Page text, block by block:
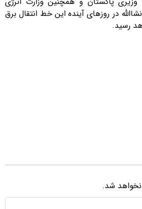
در روزهای آینده این خط انتقال برق
رسید.
شد.